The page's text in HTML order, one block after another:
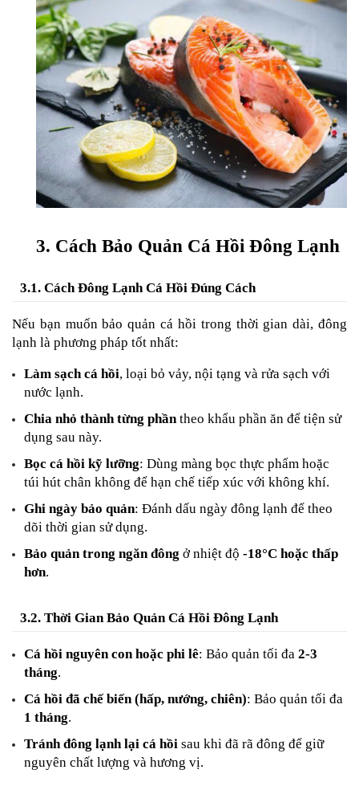
3. Cách Bảo Quản Cá Hồi Đông Lạnh
3.1. Cách Đông Lạnh Cá Hồi Đúng Cách
Nếu bạn muốn bảo quản cá hồi trong thời gian dài, đông
lạnh là phương pháp tốt nhất:
Làm sạch cá hồi, loại bỏ vảy, nội tạng và rửa sạch với
nước lạnh.
Chia nhỏ thành từng phần theo khẩu phần ăn để tiện sử
dụng sau này.
Bọc cá hồi kỹ lưỡng: Dùng màng bọc thực phẩm hoặc
túi hút chân không để hạn chế tiếp xúc với không khí.
Ghi ngày bảo quản: Đánh dấu ngày đông lạnh để theo
dõi thời gian sử dụng.
Bảo quản trong ngăn đông ở nhiệt độ -18°C hoặc thấp
hơn.
3.2. Thời Gian Bảo Quản Cá Hồi Đông Lạnh
Cá hồi nguyên con hoặc phi lê: Bảo quản tối đa 2-3
tháng.
Cá hồi đã chế biến (hấp, nướng, chiên)
1 tháng.
Tránh đông lạnh lại cá hồi sau khi đã rã đông để giữ
nguyên chất lượng và hương vị.